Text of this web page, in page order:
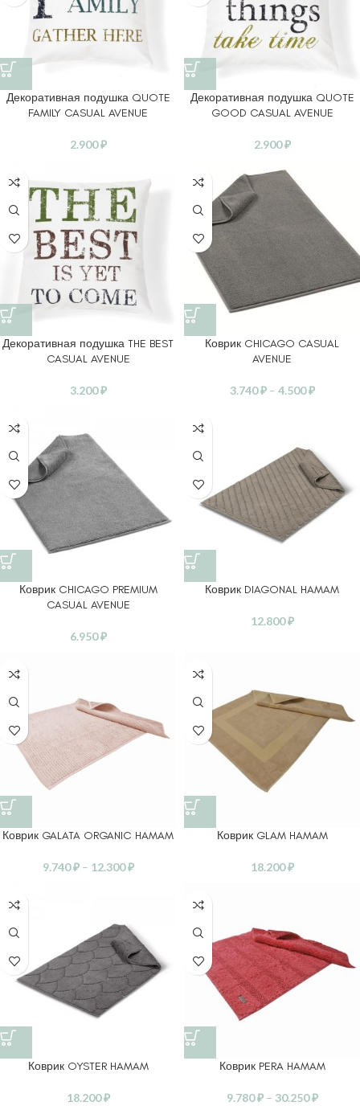
Декоративная подушка QUOTE
FAMILY CASUAL AVENUE
2.900₽
Декоративная подушка QUOTE
GOOD CASUAL AVENUE
2.900₽
Декоративная подушка THE BEST
CASUAL AVENUE
3.200₽
Коврик CHICAGO CASUAL
AVENUE
3.740₽ – 4.500₽
Коврик CHICAGO PREMIUM
CASUAL AVENUE
6.950₽
Коврик DIAGONAL HAMAM
12.800₽
Коврик GALATA ORGANIC HAMAM
9.740₽ – 12.300₽
Коврик GLAM HAMAM
18.200₽
Коврик OYSTER HAMAM
18.200₽
Коврик PERA HAMAM
9.780₽ – 30.250₽